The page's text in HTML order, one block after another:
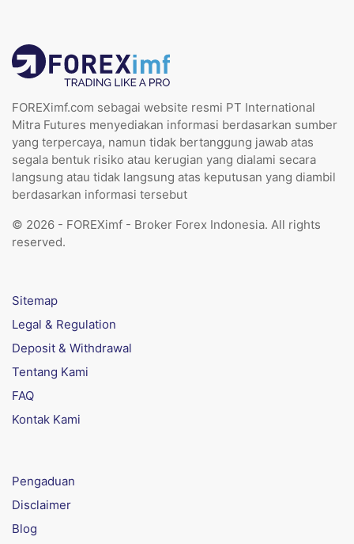
FOREXimf.com sebagai website resmi PT International
Mitra Futures menyediakan informasi berdasarkan sumber
yang terpercaya, namun tidak bertanggung jawab atas
segala bentuk risiko atau kerugian yang dialami secara
langsung atau tidak langsung atas keputusan yang diambil
berdasarkan informasi tersebut
© 2026 - FOREXimf - Broker Forex Indonesia. All rights
reserved.
Sitemap
Legal & Regulation
Deposit & Withdrawal
Tentang Kami
FAQ
Kontak Kami
Pengaduan
Disclaimer
Blog